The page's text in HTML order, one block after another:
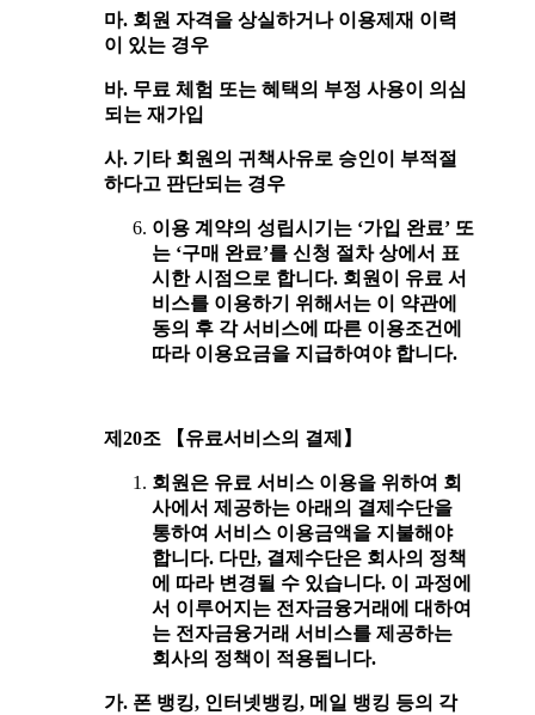
마. 회원 자격을 상실하거나 이용제재 이력
이 있는 경우
바. 무료 체험 또는 혜택의 부정 사용이 의심
되는 재가입
사. 기타 회원의 귀책사유로 승인이 부적절
하다고 판단되는 경우
이용 계약의 성립시기는 ‘가입 완료’ 또
는 ‘구매 완료’를 신청 절차 상에서 표
시한 시점으로 합니다. 회원이 유료 서
비스를 이용하기 위해서는 이 약관에
동의 후 각 서비스에 따른 이용조건에
따라 이용요금을 지급하여야 합니다.
제20조 【유료서비스의 결제】
회원은 유료 서비스 이용을 위하여 회
사에서 제공하는 아래의 결제수단을
통하여 서비스 이용금액을 지불해야
합니다. 다만, 결제수단은 회사의 정책
에 따라 변경될 수 있습니다. 이 과정에
서 이루어지는 전자금융거래에 대하여
는 전자금융거래 서비스를 제공하는
회사의 정책이 적용됩니다.
가. 폰 뱅킹, 인터넷뱅킹, 메일 뱅킹 등의 각